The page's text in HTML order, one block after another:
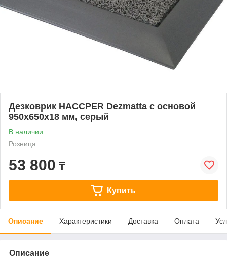
Дезковрик HACCPER Dezmatta с основой
950x650x18 мм, серый
В наличии
Розница
53 800 ₸
Купить
Описание Характеристики Доставка Оплата
Описание